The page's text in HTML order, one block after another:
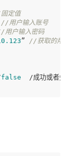
定值
//用户输入账号
用户输入密码
.123” //获取的用户ip
false
  /成功或者失败